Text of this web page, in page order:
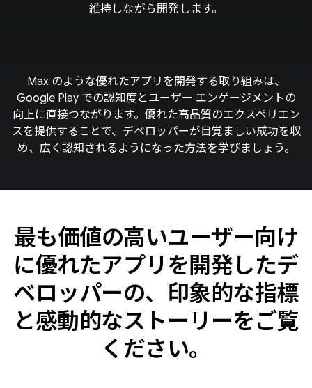
維持しながら開発します。
Max のような優れたアプリを開発する取り組みは、
Google Play での認知度とユーザー エンゲージメントの
向上に直接つながります。優れた高品質のエクスペリエン
スを提供することで、デベロッパーが目覚ましい成功を収
め、広く認知されるようになった方法を学びましょう。
最も価値の高いユーザー向け
に優れたアプリを開発したデ
ベロッパーの、印象的な指標
と感動的なストーリーをご覧
ください。